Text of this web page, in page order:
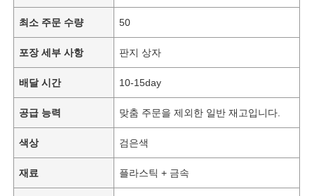
최소 주문 수량 50
포장 세부 사항 판지 상자
배달 시간 10-15day
공급 능력 맞춤 주문을 제외한 일반 재고입니다.
색상 검은색
재료 플라스틱 + 금속